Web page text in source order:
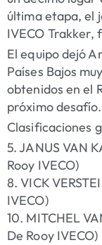
última etapa, el
IVECO Trakker,
El equipo dejó
Países Bajos
obtenidos en el
próximo desafío.
Clasificaciones
5. JANUS VAN
Rooy IVECO)
8. VICK
IVECO)
10. MITCHEL
De Rooy IVECO)